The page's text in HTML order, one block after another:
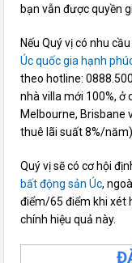
bạn vẫn được quyền
Nếu Quý vị có nhu
Úc quốc gia hạnh
theo hotline:
nhà villa mới 100%, ở
Melbourne, Brisbane
thuê lãi suất 8%/
Quý vị sẽ có cơ hội
bất động sản Úc,
điểm/65 điểm khi xét
chính hiệu quả này.